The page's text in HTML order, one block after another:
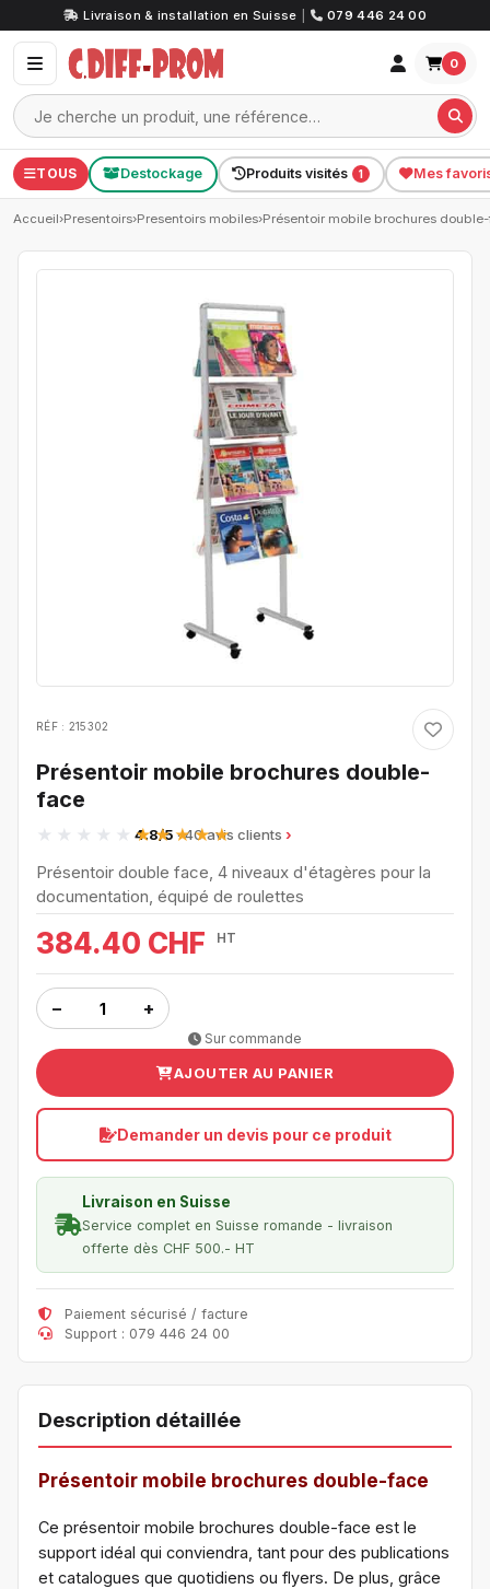
Livraison & installation en Suisse 079 446 24 00
0
TOUS Destockage Produits visités 1 Mes
Accueil›Presentoirs›Presentoirs mobiles›Présentoir mobile brochures
RÉF : 215302
Présentoir mobile brochures double-
face
4.8/5· 40 avis clients
Présentoir double face, 4 niveaux d'étagères pour la
documentation, équipé de roulettes
384.40 CHF HT
− +
Sur commande
AJOUTER AU PANIER
Demander un devis pour ce produit
Livraison en Suisse
Service complet en Suisse romande - livraison
offerte dès CHF 500.- HT
Paiement sécurisé / facture
Support : 079 446 24 00
Description détaillée
Présentoir mobile brochures double-face
Ce présentoir mobile brochures double-face est le
support idéal qui conviendra, tant pour des publications
et catalogues que quotidiens ou flyers. De plus, grâce